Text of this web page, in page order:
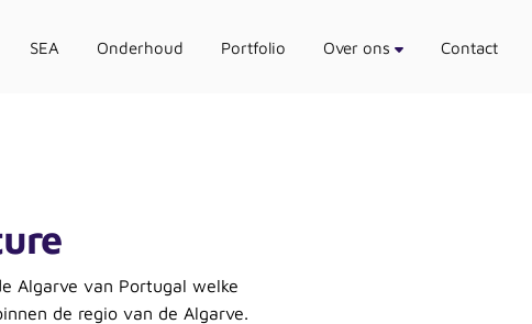
SEA Onderhoud Portfolio Over ons Contact
Algarve van Portugal welke
de regio van de Algarve.